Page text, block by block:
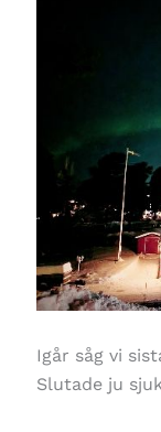
Igår såg vi
Slutade ju